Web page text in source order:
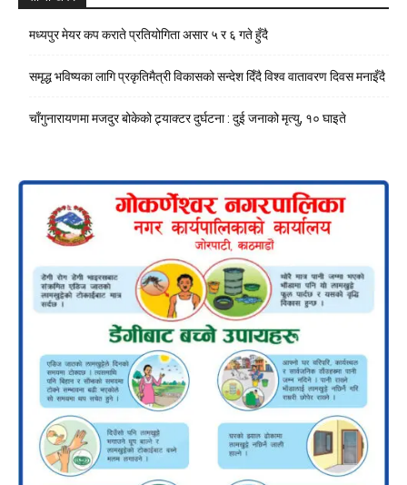
मध्यपुर मेयर कप कराते प्रतियोगिता असार ५ र ६ गते हुँदै
समृद्ध भविष्यका लागि प्रकृतिमैत्री विकासको सन्देश दिँदै विश्व वातावरण दिवस मनाइँदै
चाँगुनारायणमा मजदुर बोकेको ट्र्याक्टर दुर्घटना : दुई जनाको मृत्यु, १० घाइते